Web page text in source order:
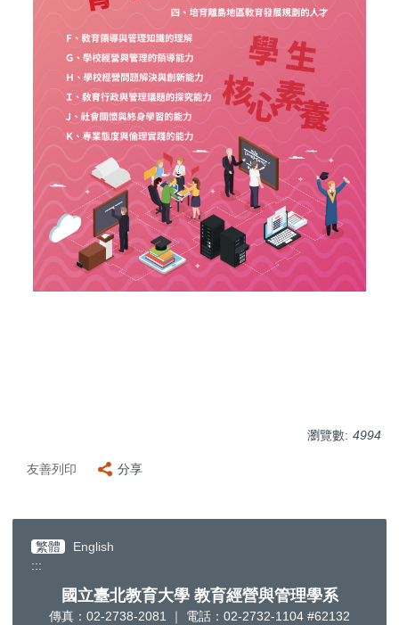
瀏覽數: 4994
友善列印 分享
繁體
English
:::
國立臺北教育大學 教育經營與管理學系
傳真：02-2738-2081 ｜ 電話：02-2732-1104 #62132